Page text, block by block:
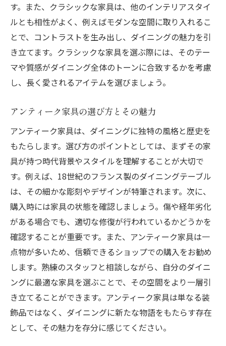
す。また、クラシックな家具は、他のインテリアスタイ
ルとも相性がよく、例えばモダンな空間に取り入れるこ
とで、コントラストを生み出し、ダイニングの魅力を引
き立てます。クラシックな家具を選ぶ際には、そのテー
マや質感がダイニング全体のトーンに合致するかを考慮
し、長く愛されるアイテムを選びましょう。
アンティーク家具の選び方とその魅力
アンティーク家具は、ダイニングに独特の風格と歴史を
もたらします。選び方のポイントとしては、まずその家
具が持つ時代背景やスタイルを理解することが大切で
す。例えば、18世紀のフランス製のダイニングテーブル
は、その細かな彫刻やデザインが特筆されます。次に、
購入時には家具の状態を確認しましょう。傷や経年劣化
がある場合でも、適切な修復が行われているかどうかを
確認することが重要です。また、アンティーク家具は一
点物が多いため、信頼できるショップでの購入をお勧め
します。熟練のスタッフと相談しながら、自分のダイニ
ングに最適な家具を選ぶことで、その空間をより一層引
き立てることができます。アンティーク家具は単なる装
飾品ではなく、ダイニングに新たな物語をもたらす存在
として、その魅力を存分に感じてください。